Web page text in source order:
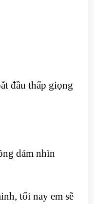
đầu thấp giọng
dám nhìn
tối nay em sẽ